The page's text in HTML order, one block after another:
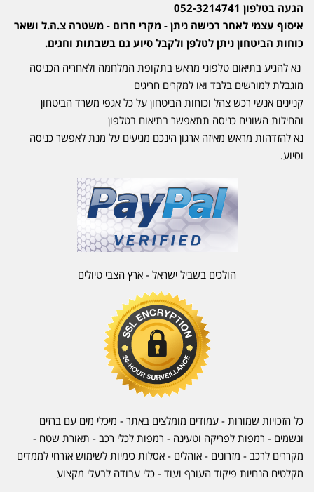
הגעה בטלפון 052-3214741
איסוף עצמי לאחר רכישה ניתן - מקרי חרום - משטרה צ.ה.ל ושאר
כוחות הביטחון ניתן לטלפן ולקבל סיוע גם בשבתות וחגים.
נא להגיע בתיאום טלפוני מראש בתקופת המלחמה ולאחריה הכניסה
מוגבלת למורשים בלבד ואו למקרים חריגים
קניינים אנשי רכש צהל וכוחות הביטחון על כל אגפי משרד הביטחון
והחילות השונים כניסה תתאפשר בתיאום בטלפון
נא להזדהות מראש מאיזה ארגון הינכם מגיעים על מנת לאפשר כניסה
וסיוע.
הולכים בשביל ישראל - ארץ הצבי טיולים
כל הזכויות שמורות - עמודים מומלצים באתר - מיכלי מים עם ברזים
ונשמים - רמפות לפריקה וטעינה - רמפות לכלי רכב - תאורת שטח -
מקררים לרכב - מזרונים - אוהלים - אסלות כימיות לשימוש אזרחי לממדים
מקלטים הנחיות פיקוד העורף ועוד - כלי עבודה לבעלי מקצוע